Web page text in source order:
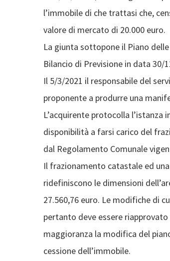
l’immobile di che trattasi che,
valore di mercato di 20.000 euro.
La giunta sottopone il Piano
Bilancio di Previsione in data 30/
Il 5/3/2021 il responsabile del
proponente a produrre una
L’acquirente protocolla l’istanza
disponibilità a farsi carico del
dal Regolamento Comunale
Il frazionamento catastale ed
ridefiniscono le dimensioni
27.560,76 euro. Le modifiche di
pertanto deve essere
maggioranza la modifica del
cessione dell’immobile.